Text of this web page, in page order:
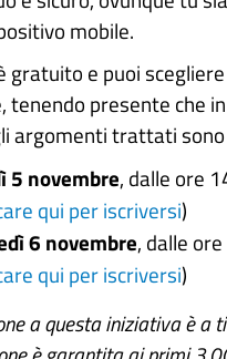
mobile.
gratuito e puoi
tenendo presente che
argomenti trattati
5 novembre, dalle ore
qui per iscriversi)
6 novembre, dalle
qui per iscriversi)
a questa iniziativa è a